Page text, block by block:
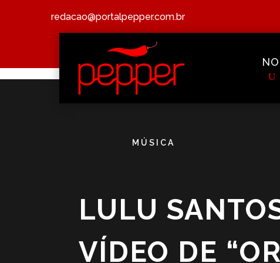
redacao@portalpepper.com.br
MÚSICA
LULU
VÍDEO DE